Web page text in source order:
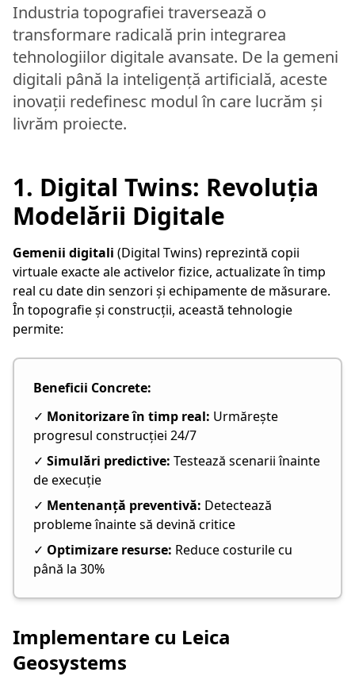
Industria topografiei traversează o
transformare radicală prin integrarea
tehnologiilor digitale avansate. De la gemeni
digitali până la inteligență artificială, aceste
inovații redefinesc modul în care lucrăm și
livrăm proiecte.
1. Digital Twins: Revoluția
Modelării Digitale
Gemenii digitali (Digital Twins) reprezintă copii
virtuale exacte ale activelor fizice, actualizate în timp
real cu date din senzori și echipamente de măsurare.
În topografie și construcții, această tehnologie
permite:
Beneficii Concrete:
✓ Monitorizare în timp real: Urmărește
progresul construcției 24/7
✓ Simulări predictive: Testează scenarii înainte
de execuție
✓ Mentenanță preventivă: Detectează
probleme înainte să devină critice
✓ Optimizare resurse: Reduce costurile cu
până la 30%
Implementare cu Leica
Geosystems